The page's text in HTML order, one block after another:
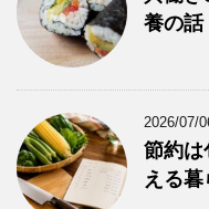
養の話
2026/07/
節約は
える暮